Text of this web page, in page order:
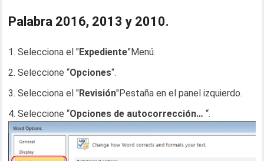
Palabra 2016, 2013 y 2010.
Selecciona el "Expediente”Menú.
Seleccione “Opciones“.
Selecciona el "Revisión"Pestaña en el panel izquierdo.
Seleccione “Opciones de autocorrección…“.